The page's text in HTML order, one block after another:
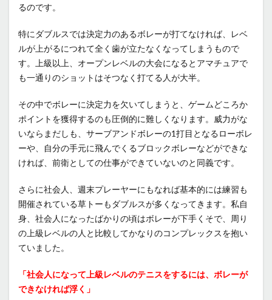
るのです。
特にダブルスでは決定力のあるボレーが打てなければ、レベ
ルが上がるにつれて全く歯が立たなくなってしまうもので
す。上級以上、オープンレベルの大会になるとアマチュアで
も一通りのショットはそつなく打てる人が大半。
その中でボレーに決定力を欠いてしまうと、ゲームどころか
ポイントを獲得するのも圧倒的に難しくなります。威力がな
いならまだしも、サーブアンドボレーの1打目となるローボレ
ーや、自分の手元に飛んでくるブロックボレーなどができな
ければ、前衛としての仕事ができていないのと同義です。
さらに社会人、週末プレーヤーにもなれば基本的には練習も
開催されている草トーもダブルスが多くなってきます。私自
身、社会人になったばかりの頃はボレーが下手くそで、周り
の上級レベルの人と比較してかなりのコンプレックスを抱い
ていました。
「社会人になって上級レベルのテニスをするには、ボレーが
できなければ浮く」